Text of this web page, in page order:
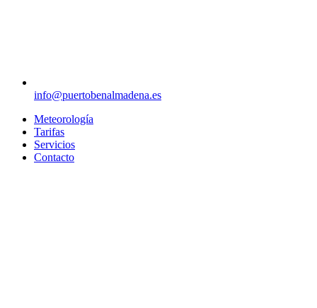
info@puertobenalmadena.es
Meteorología
Tarifas
Servicios
Contacto